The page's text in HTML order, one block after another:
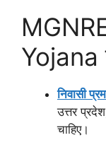
Yojana
निवासी
उत्तर
चाहिए।